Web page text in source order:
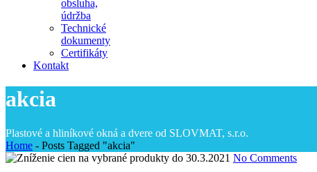
obsluha,
údržba
Technické
dokumenty
Certifikáty
Kontakt
akcia
Plastové a hliníkové okná a dvere od SLOVMAT, s.r.o.
Home - Posts Tagged "akcia"
No Comments